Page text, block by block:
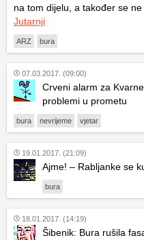
na tom dijelu, a također se
Jutarnji
ARZ bura
07.03.2017. (09:00)
Crveni alarm za
problemi u prometu
bura nevrijeme vjetar
19.01.2017. (21:09)
Ajme! – Rabljanke se
bura
18.01.2017. (14:19)
Šibenik: Bura rušila